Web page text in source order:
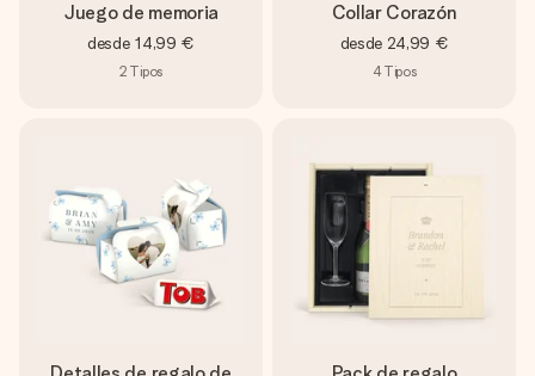
Juego de memoria
desde 14,99 €
2 Tipos
Collar Corazón
desde 24,99 €
4Tipos